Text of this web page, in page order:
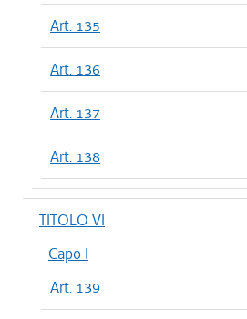
Art. 135
Art. 136
Art. 137
Art. 138
TITOLO VI
Capo I
Art. 139